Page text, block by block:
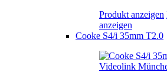
Produkt anzeigen
anzeigen
Cooke S4/i 35mm T2.0